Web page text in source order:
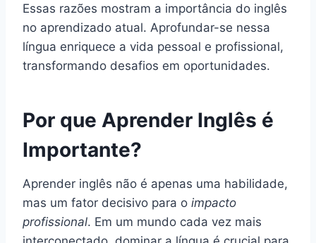
Essas razões mostram a importância do inglês
no aprendizado atual. Aprofundar-se nessa
língua enriquece a vida pessoal e profissional,
transformando desafios em oportunidades.
Por que Aprender Inglês é
Importante?
Aprender inglês não é apenas uma habilidade,
mas um fator decisivo para o impacto
profissional. Em um mundo cada vez mais